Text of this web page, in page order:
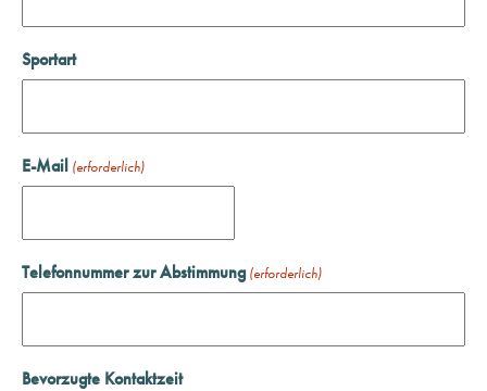
Sportart
E-Mail (erforderlich)
Telefonnummer zur Abstimmung (erforderlich)
Bevorzugte Kontaktzeit